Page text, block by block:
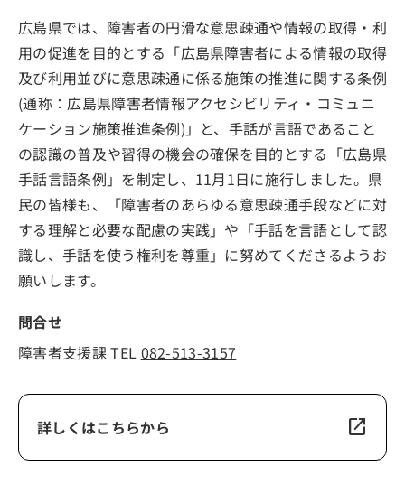
広島県では、障害者の円滑な意思疎通や情報の取得・利
用の促進を目的とする「広島県障害者による情報の取得
及び利用並びに意思疎通に係る施策の推進に関する条例
(通称：広島県障害者情報アクセシビリティ・コミュニ
ケーション施策推進条例)」と、手話が言語であること
の認識の普及や習得の機会の確保を目的とする「広島県
手話言語条例」を制定し、11月1日に施行しました。県
民の皆様も、「障害者のあらゆる意思疎通手段などに対
する理解と必要な配慮の実践」や「手話を言語として認
識し、手話を使う権利を尊重」に努めてくださるようお
願いします。
問合せ
障害者支援課 TEL 082-513-3157
詳しくはこちらから open_in_new